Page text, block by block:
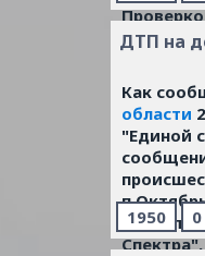
убран,
ДТП на
Как
области
"Единой
х
1950 0